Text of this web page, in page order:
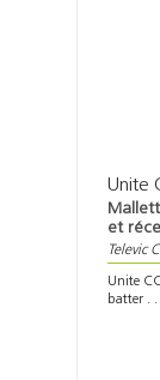
Unite
et
Televic
Unite
batter . .